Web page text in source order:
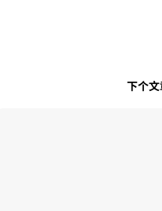
下个